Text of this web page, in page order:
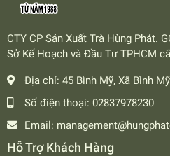
CTY CP Sản Xuất Trà Hùng Phát.
Sở Kế Hoạch và Đầu Tư TPHCM
Địa chỉ: 45 Bình Mỹ, Xã Bình
Số điện thoại: 02837978230
Email:
Hỗ Trợ Khách Hàng